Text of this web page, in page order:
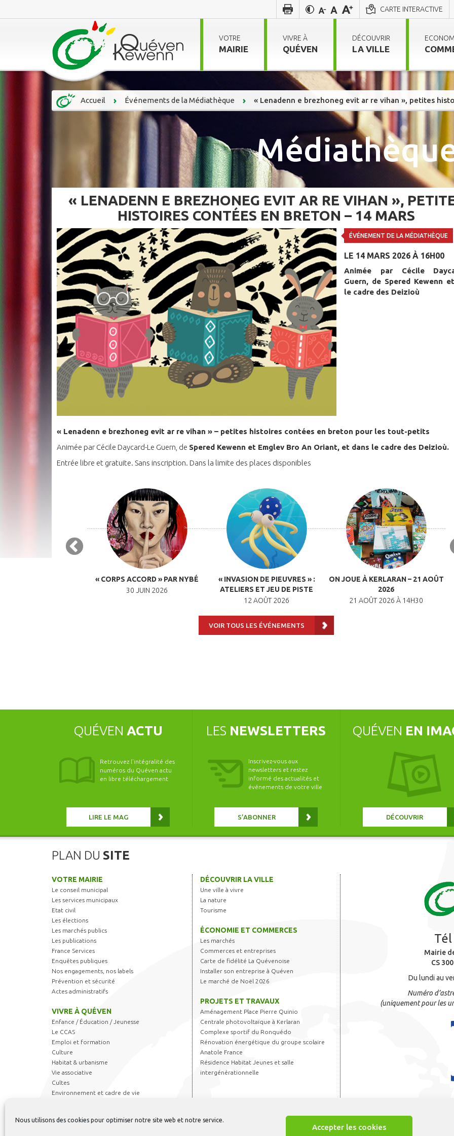
Nous utilisons des cookies pour optimiser notre site web et notre service.
Accepter les cookies
CARTE INTERACTIVE
VOTRE
MAIRIE
VIVRE À
QUÉVEN
DÉCOUVRIR
LA VILLE
Accueil Événements de la Médiathèque « Lenadenn e brezhoneg evit ar re vihan », petites
« LENADENN E BREZHONEG EVIT AR RE VIHAN »,
HISTOIRES CONTÉES EN BRETON – 14 MARS
ÉVÉNEMENT DE LA MÉDIATHÈQUE
LE 14 MARS 2026 À 16H00
Animée par Cécile
Guern, de Spered Kewenn
le cadre des Deizioù
« Lenadenn e brezhoneg evit ar re vihan » – petites histoires contées en breton pour les tout-petits
Animée par Cécile Daycard-Le Guern, de Spered Kewenn et Emglev Bro An Oriant, et dans le cadre des Deizioù.
Entrée libre et gratuite. Sans inscription. Dans la limite des places disponibles
« CORPS ACCORD » PAR NYBÉ
30 JUIN 2026
« INVASION DE PIEUVRES » :
ATELIERS ET JEU DE PISTE
12 AOÛT 2026
ON JOUE À KERLARAN – 21 AOÛT
2026
21 AOÛT 2026 À 14H30
VOIR TOUS LES ÉVÉNEMENTS
QUÉVEN ACTU
Retrouvez l’intégralité des
numéros du Quéven actu
en libre téléchargement
LIRE LE MAG
LES NEWSLETTERS
Inscrivez-vous aux
newsletters et restez
informé des actualités et
événements de votre ville
S’ABONNER
QUÉVEN EN
DÉCOUVRIR
PLAN DU SITE
VOTRE MAIRIE
Le conseil municipal
Les services municipaux
Etat civil
Les élections
Les marchés publics
Les publications
France Services
Enquêtes publiques
Nos engagements, nos labels
Prévention et sécurité
Actes administratifs
VIVRE À QUÉVEN
Enfance / Éducation / Jeunesse
Le CCAS
Emploi et formation
Culture
Habitat & urbanisme
Vie associative
Cultes
Environnement et cadre de vie
Règlements et autorisations
DÉCOUVRIR LA VILLE
Une ville à vivre
La nature
Tourisme
ÉCONOMIE ET COMMERCES
Les marchés
Commerces et entreprises
Carte de fidélité La Quévenoise
Installer son entreprise à Quéven
Le marché de Noël 2026
PROJETS ET TRAVAUX
Aménagement Place Pierre Quinio
Centrale photovoltaïque à Kerlaran
Complexe sportif du Ronquédo
Rénovation énergétique du groupe scolaire
Anatole France
Résidence Habitat Jeunes et salle
intergénérationnelle
Tél
Mairie
CS
Du lundi au
Numéro
(uniquement pour les